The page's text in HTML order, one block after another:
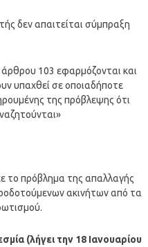
δεν απαιτείται σύμπραξη
άρθρου 103 εφαρμόζονται και
υπαχθεί σε οποιαδήποτε
της πρόβλεψης ότι
το πρόβλημα της απαλλαγής
ακινήτων από τα
(λήγει την 18 Ιανουαρίου